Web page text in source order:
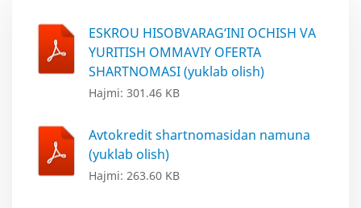
ESKROU HISOBVARAG‘INI OCHISH VA
YURITISH OMMAVIY OFERTA
SHARTNOMASI (yuklab olish)
Hajmi: 301.46 KB
Avtokredit shartnomasidan namuna
(yuklab olish)
Hajmi: 263.60 KB